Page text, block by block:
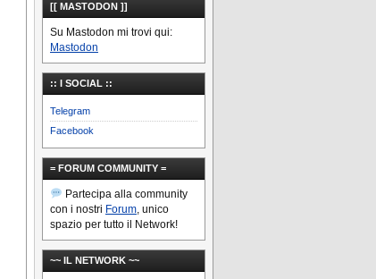
[[ MASTODON ]]
Su Mastodon mi trovi qui:
Mastodon
:: I SOCIAL ::
Telegram
Facebook
= FORUM COMMUNITY =
Partecipa alla community
con i nostri Forum, unico
spazio per tutto il Network!
~~ IL NETWORK ~~